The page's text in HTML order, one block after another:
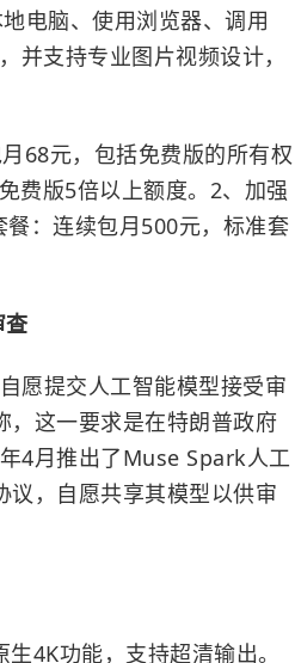
电脑、使用浏览器、调用
支持专业图片视频设计，
68元，包括免费版的所有权
费版5倍以上额度。2、加强
：连续包月500元，标准套
愿提交人工智能模型接受审
，这一要求是在特朗普政府
4月推出了Muse Spark人工
议，自愿共享其模型以供审
4K功能，支持超清输出。